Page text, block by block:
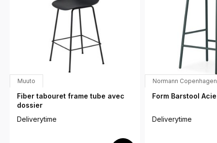
Muuto
Fiber tabouret frame tube avec
dossier
Deliverytime
Normann Copenhagen
Form Barstool
Deliverytime